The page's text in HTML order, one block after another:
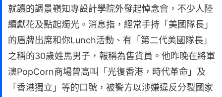
就讀的調景嶺知專設計學院外發起悼念會，不少人陸
續獻花及點起燭光。消息指，經常手持「美國隊長」
的盾牌出席和你Lunch活動、有「第二代美國隊長」
之稱的30歲姓馬男子，報稱為售貨員。他昨晚在將軍
澳PopCorn商場曾高叫「光復香港，時代革命」及
「香港獨立」等的口號，被警方以涉嫌違反分裂國家